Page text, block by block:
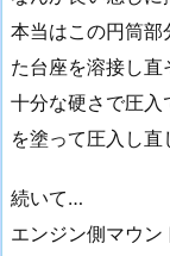
本当はこの円筒部
た台座を溶接し
十分な硬さで圧入
を塗って圧入し直
続いて…
エンジン側マウ